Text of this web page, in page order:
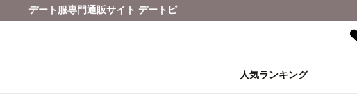
デート服専門通販サイト デートピ
人気ランキング